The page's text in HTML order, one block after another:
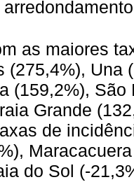
as maiores
(275,4%), Una
(159,2%),
Grande
de
do Sol (-